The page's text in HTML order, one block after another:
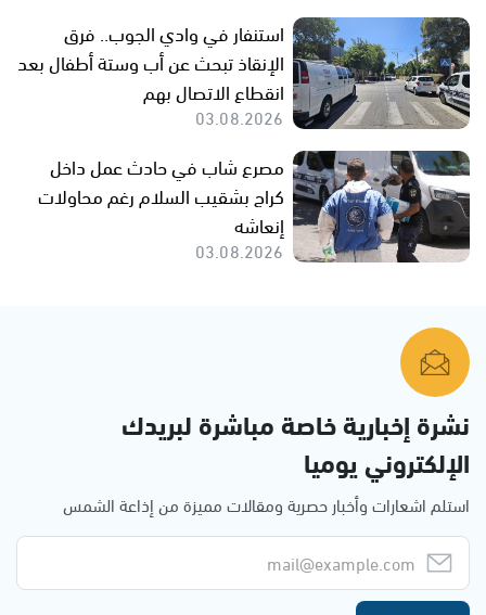
استنفار في وادي الجوب.. فرق
الإنقاذ تبحث عن أب وستة أطفال بعد
انقطاع الاتصال بهم
03.08.2026
مصرع شاب في حادث عمل داخل
كراج بشقيب السلام رغم محاولات
إنعاشه
03.08.2026
نشرة إخبارية خاصة مباشرة لبريدك
الإلكتروني يوميا
استلم اشعارات وأخبار حصرية ومقالات مميزة من إذاعة الشمس